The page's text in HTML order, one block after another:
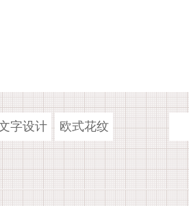
字设计 欧式花纹